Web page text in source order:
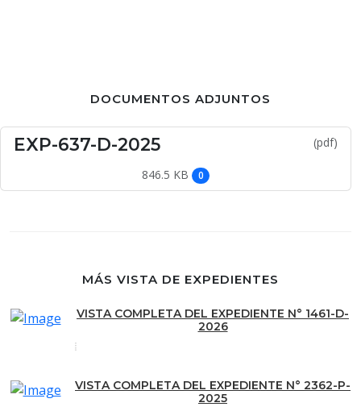
DOCUMENTOS ADJUNTOS
EXP-637-D-2025 (pdf)
846.5 KB 0
MÁS VISTA DE EXPEDIENTES
VISTA COMPLETA DEL EXPEDIENTE N° 1461-D-
2026
VISTA COMPLETA DEL EXPEDIENTE N° 2362-P-
2025